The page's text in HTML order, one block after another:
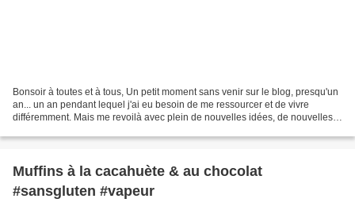
Bonsoir à toutes et à tous, Un petit moment sans venir sur le blog, presqu'un
an... un an pendant lequel j'ai eu besoin de me ressourcer et de vivre
différemment. Mais me revoilà avec plein de nouvelles idées, de nouvelles
Muffins à la cacahuète & au chocolat
#sansgluten #vapeur